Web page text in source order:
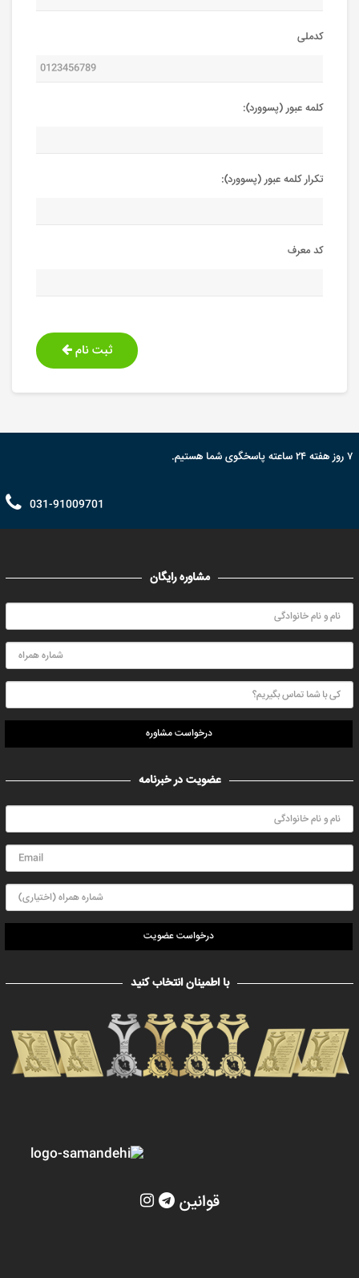
کدملی
کلمه عبور (پسوورد):
تکرار کلمه عبور (پسوورد):
کد معرف
ثبت نام
۷ روز هفته ۲۴ ساعته پاسخگوی شما هستیم.
031-91009701
مشاوره رایگان
درخواست مشاوره
عضویت در خبرنامه
درخواست عضویت
با اطمینان انتخاب کنید
قوانین